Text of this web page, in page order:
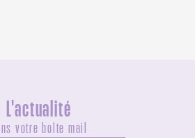
L'actualité
votre boîte mail